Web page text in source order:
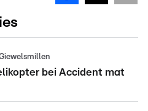
bei Accident mat